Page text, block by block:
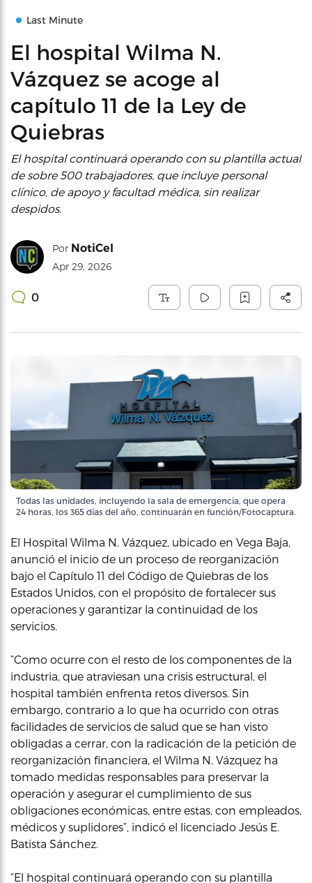
Last Minute
El hospital Wilma N.
Vázquez se acoge al
capítulo 11 de la Ley de
Quiebras
El hospital continuará operando con su plantilla actual
de sobre 500 trabajadores, que incluye personal
clínico, de apoyo y facultad médica, sin realizar
despidos.
Por NotiCel
Apr 29, 2026
0
Todas las unidades, incluyendo la sala de emergencia, que opera
24 horas, los 365 días del año, continuarán en función/Fotocaptura.
El Hospital Wilma N. Vázquez, ubicado en Vega Baja,
anunció el inicio de un proceso de reorganización
bajo el Capítulo 11 del Código de Quiebras de los
Estados Unidos, con el propósito de fortalecer sus
operaciones y garantizar la continuidad de los
servicios.
“Como ocurre con el resto de los componentes de la
industria, que atraviesan una crisis estructural, el
hospital también enfrenta retos diversos. Sin
embargo, contrario a lo que ha ocurrido con otras
facilidades de servicios de salud que se han visto
obligadas a cerrar, con la radicación de la petición de
reorganización financiera, el Wilma N. Vázquez ha
tomado medidas responsables para preservar la
operación y asegurar el cumplimiento de sus
obligaciones económicas, entre estas, con empleados,
médicos y suplidores”, indicó el licenciado Jesús E.
Batista Sánchez.
“El hospital continuará operando con su plantilla